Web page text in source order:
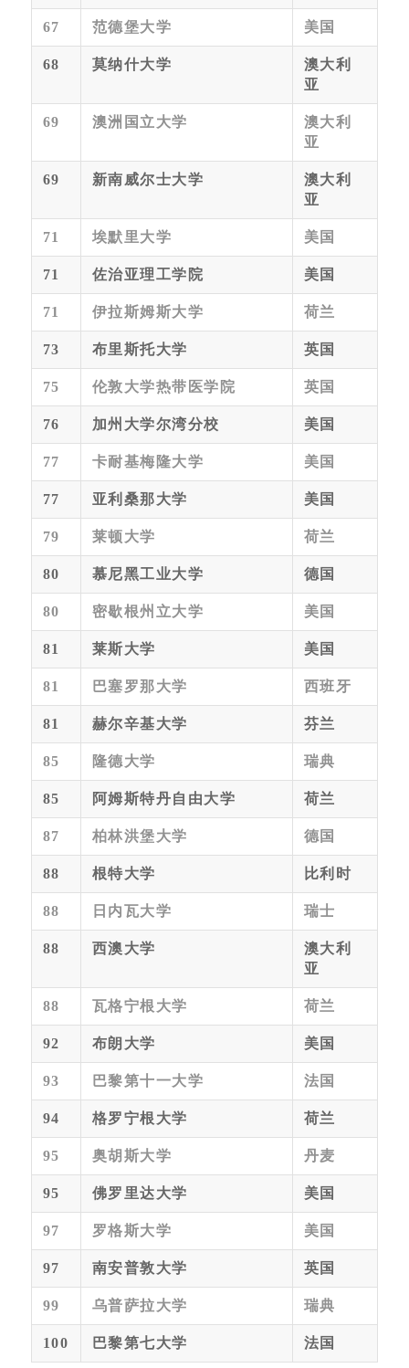
67 范德堡大学 美国
68 莫纳什大学
澳大利
亚
69 澳洲国立大学
澳大利
亚
69 新南威尔士大学
澳大利
亚
71 埃默里大学 美国
71 佐治亚理工学院 美国
71 伊拉斯姆斯大学 荷兰
73 布里斯托大学 英国
75 伦敦大学热带医学院 英国
76 加州大学尔湾分校 美国
77 卡耐基梅隆大学 美国
77 亚利桑那大学 美国
79 莱顿大学 荷兰
80 慕尼黑工业大学 德国
80 密歇根州立大学 美国
81 莱斯大学 美国
81 巴塞罗那大学 西班牙
81 赫尔辛基大学 芬兰
85 隆德大学 瑞典
85 阿姆斯特丹自由大学 荷兰
87 柏林洪堡大学 德国
88 根特大学 比利时
88 日内瓦大学 瑞士
88 西澳大学
澳大利
亚
88 瓦格宁根大学 荷兰
92 布朗大学 美国
93 巴黎第十一大学 法国
94 格罗宁根大学 荷兰
95 奥胡斯大学 丹麦
95 佛罗里达大学 美国
97 罗格斯大学 美国
97 南安普敦大学 英国
99 乌普萨拉大学 瑞典
100 巴黎第七大学 法国